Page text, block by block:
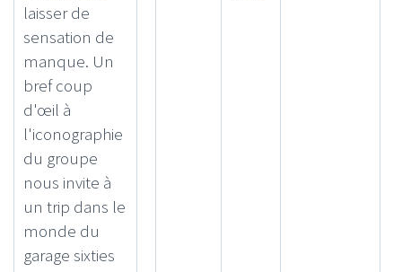
laisser de
sensation de
manque. Un
bref coup
d'œil à
l'iconographie
du groupe
nous invite à
un trip dans le
monde du
garage sixties